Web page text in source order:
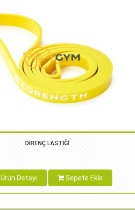
DİRENÇ LASTİĞİ
Ürün Detayı Sepete Ekle